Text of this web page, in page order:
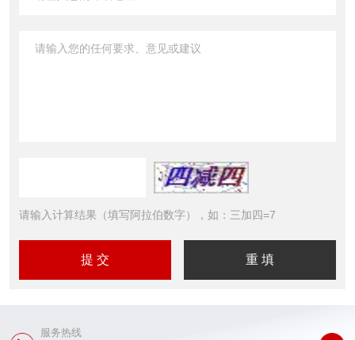
请输入计算结果（填写阿拉伯数字），如：三加四=7
服务热线